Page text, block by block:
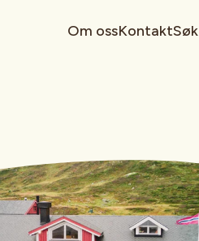
Om ossKontaktSøk